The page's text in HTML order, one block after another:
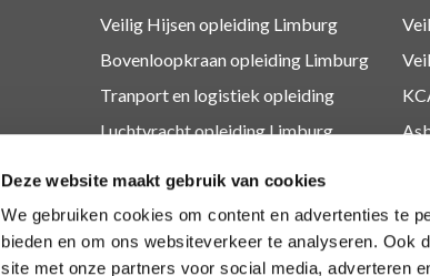
Deze website maakt gebruik van cookies
We gebruiken cookies om content en advertenties te
bieden en om ons websiteverkeer te analyseren. Ook
site met onze partners voor social media, adverteren
Veilig Hijsen opleiding Limburg
Bovenloopkraan opleiding Limburg
Tranport en logistiek opleiding
Luchtvrachtopleiding Limburg
Ondernemings Diploma Limburg